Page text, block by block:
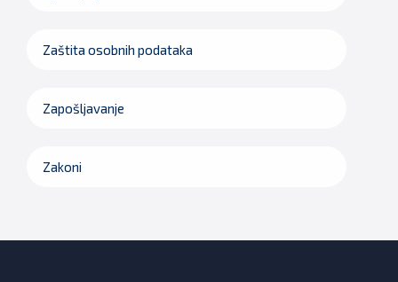
Zaštita osobnih podataka
Zapošljavanje
Zakoni